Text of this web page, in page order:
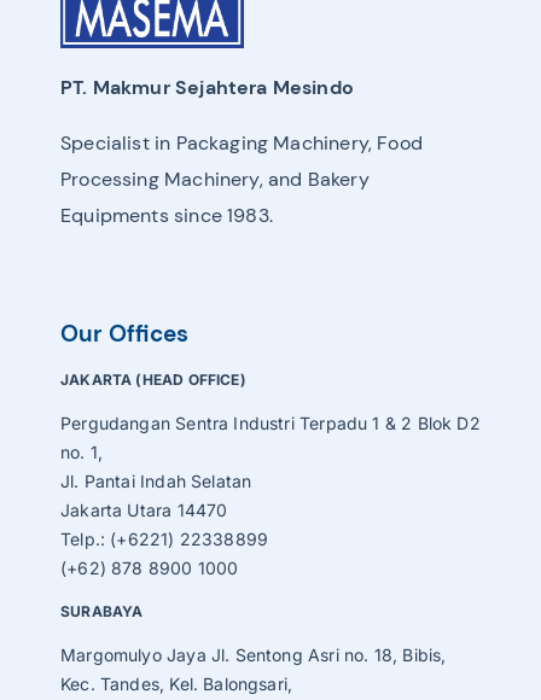
PT. Makmur Sejahtera Mesindo
Specialist in Packaging Machinery, Food
Processing Machinery, and Bakery
Equipments since 1983.
Our Offices
JAKARTA (HEAD OFFICE)
Pergudangan Sentra Industri Terpadu 1 & 2 Blok D2
no. 1,
Jl. Pantai Indah Selatan
Jakarta Utara 14470
Telp.: (+6221) 22338899
(+62) 878 8900 1000
SURABAYA
Margomulyo Jaya Jl. Sentong Asri no. 18, Bibis,
Kec. Tandes, Kel. Balongsari,